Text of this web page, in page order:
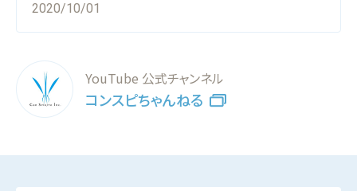
2020/10/01
YouTube 公式チャンネル
コンスピちゃんねる